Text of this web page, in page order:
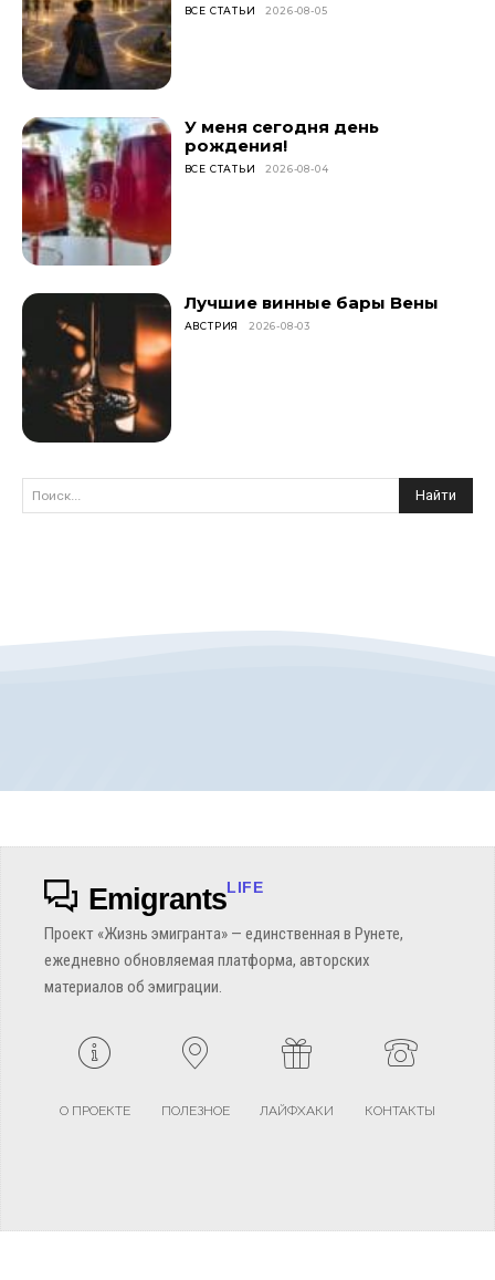
ВСЕ СТАТЬИ 2026-08-05
У меня сегодня день
рождения!
ВСЕ СТАТЬИ 2026-08-04
Лучшие винные бары Вены
АВСТРИЯ 2026-08-03
Поиск... Найти
EmigrantsLIFE
Проект «Жизнь эмигранта» — единственная в Рунете,
ежедневно обновляемая платформа, авторских
материалов об эмиграции.
О ПРОЕКТЕ ПОЛЕЗНОЕ ЛАЙФХАКИ КОНТАКТЫ